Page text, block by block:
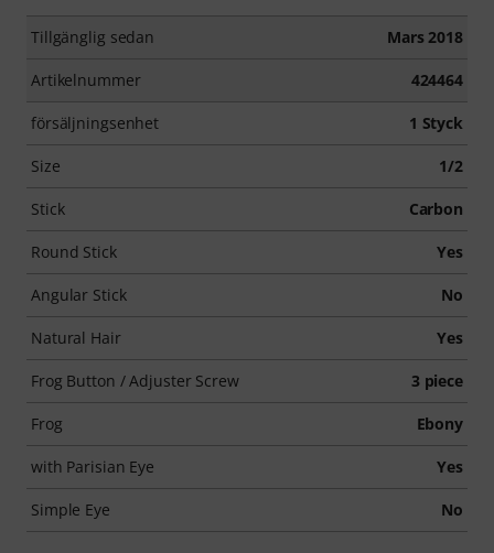
Tillgänglig sedan Mars 2018
Artikelnummer 424464
försäljningsenhet 1 Styck
Size 1/2
Stick Carbon
Round Stick Yes
Angular Stick No
Natural Hair Yes
Frog Button / Adjuster Screw 3 piece
Frog Ebony
with Parisian Eye Yes
Simple Eye No